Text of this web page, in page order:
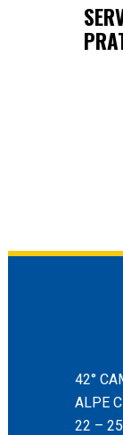
42°
ALPE
22 –